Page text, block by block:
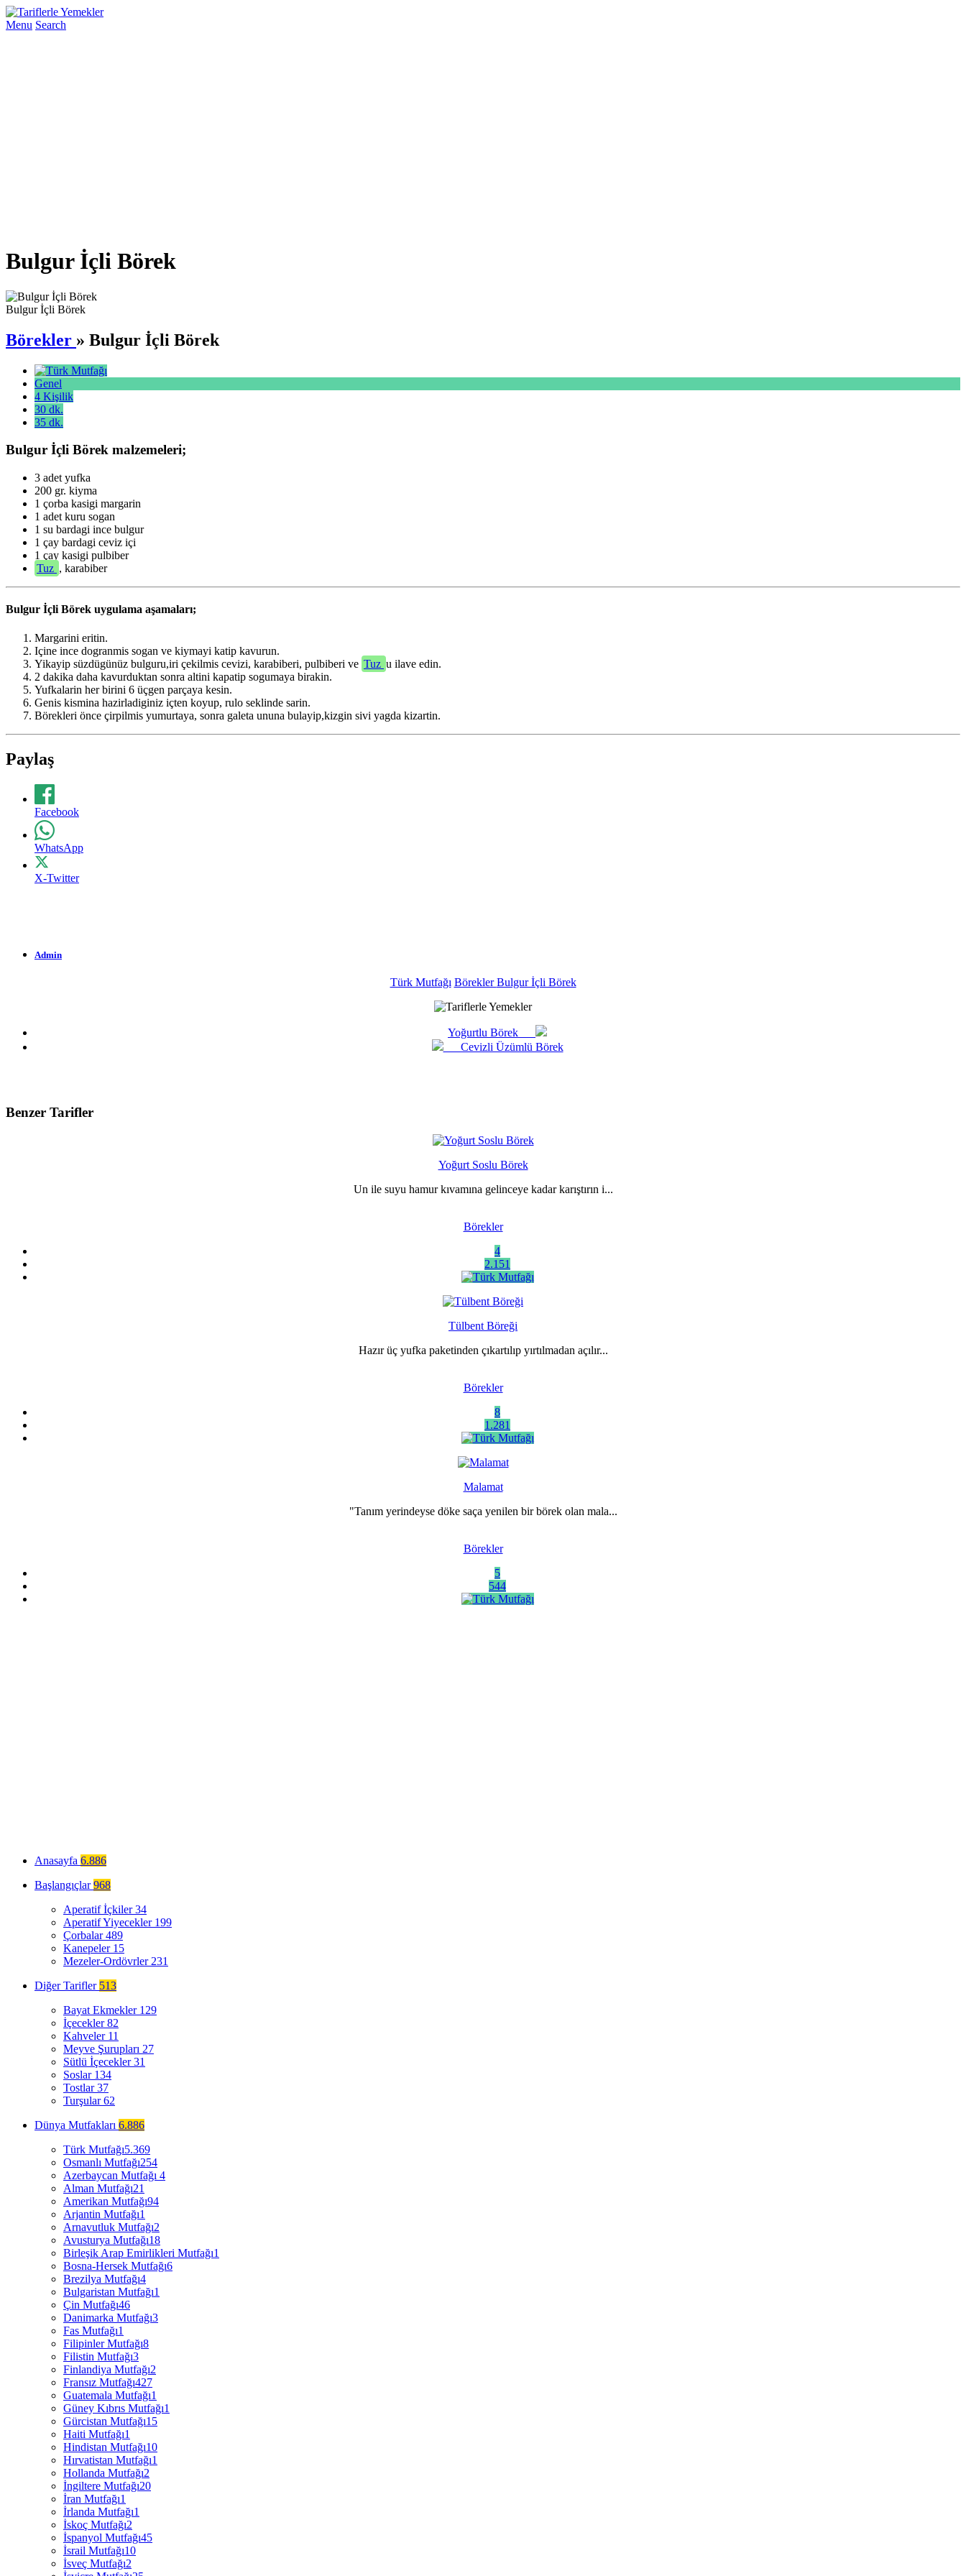
Menu Search
Bulgur İçli Börek
Bulgur İçli Börek
Börekler » Bulgur İçli Börek
Genel
4 Kişilik
30 dk.
35 dk.
Bulgur İçli Börek malzemeleri;
3 adet yufka
200 gr. kiyma
1 çorba kasigi margarin
1 adet kuru sogan
1 su bardagi ince bulgur
1 çay bardagi ceviz içi
1 çay kasigi pulbiber
Tuz , karabiber
Bulgur İçli Börek uygulama aşamaları;
Margarini eritin.
Içine ince dogranmis sogan ve kiymayi katip kavurun.
Yikayip süzdügünüz bulguru,iri çekilmis cevizi, karabiberi, pulbiberi ve Tuz u ilave edin.
2 dakika daha kavurduktan sonra altini kapatip sogumaya birakin.
Yufkalarin her birini 6 üçgen parçaya kesin.
Genis kismina hazirladiginiz içten koyup, rulo seklinde sarin.
Börekleri önce çirpilmis yumurtaya, sonra galeta ununa bulayip,kizgin sivi yagda kizartin.
Paylaş
Facebook
WhatsApp
X-Twitter
Admin
Türk Mutfağı BöreklerBulgur İçli Börek
Yoğurtlu Börek
Cevizli Üzümlü Börek
Benzer Tarifler
Yoğurt Soslu Börek
Un ile suyu hamur kıvamına gelinceye kadar karıştırın i...
Börekler
4
2.151
Tülbent Böreği
Hazır üç yufka paketinden çıkartılıp yırtılmadan açılır...
Börekler
8
1.281
Malamat
"Tanım yerindeyse döke saça yenilen bir börek olan mala...
Börekler
5
544
Anasayfa 6.886
Başlangıçlar968
Aperatif İçkiler34
Aperatif Yiyecekler 199
Çorbalar489
Kanepeler 15
Mezeler-Ordövrler 231
Diğer Tarifler 513
Bayat Ekmekler 129
İçecekler82
Kahveler 11
Meyve Şurupları 27
Sütlü İçecekler31
Soslar 134
Tostlar37
Turşular62
Dünya Mutfakları 6.886
Türk Mutfağı5.369
Osmanlı Mutfağı254
Azerbaycan Mutfağı 4
Alman Mutfağı21
Amerikan Mutfağı94
Arjantin Mutfağı1
Arnavutluk Mutfağı2
Avusturya Mutfağı18
Birleşik Arap Emirlikleri Mutfağı1
Bosna-Hersek Mutfağı6
Brezilya Mutfağı4
Bulgaristan Mutfağı1
Çin Mutfağı46
Danimarka Mutfağı3
Fas Mutfağı1
Filipinler Mutfağı8
Filistin Mutfağı3
Finlandiya Mutfağı2
Fransız Mutfağı427
Guatemala Mutfağı1
Güney Kıbrıs Mutfağı1
Gürcistan Mutfağı15
Haiti Mutfağı1
Hindistan Mutfağı10
Hırvatistan Mutfağı1
Hollanda Mutfağı2
İngiltere Mutfağı20
İran Mutfağı1
İrlanda Mutfağı1
İskoç Mutfağı2
İspanyol Mutfağı45
İsrail Mutfağı10
İsveç Mutfağı2